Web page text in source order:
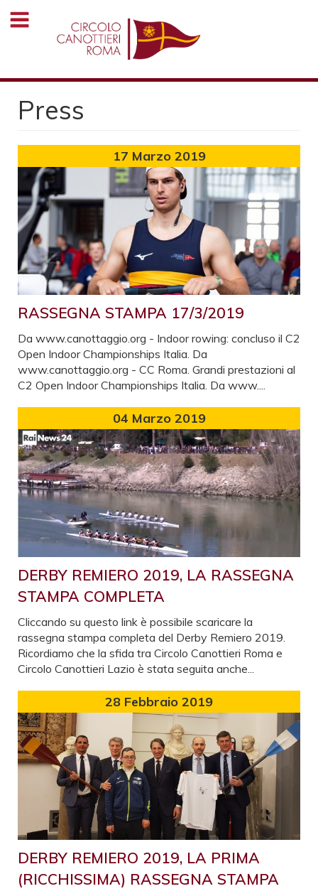
Salta
Press
17 Marzo 2019
RASSEGNA STAMPA 17/3/2019
Da www.canottaggio.org - Indoor rowing: concluso il C2
Open Indoor Championships Italia. Da
www.canottaggio.org - CC Roma. Grandi prestazioni al
C2 Open Indoor Championships Italia. Da www....
04 Marzo 2019
DERBY REMIERO 2019, LA RASSEGNA
STAMPA COMPLETA
Cliccando su questo link è possibile scaricare la
rassegna stampa completa del Derby Remiero 2019.
Ricordiamo che la sfida tra Circolo Canottieri Roma e
Circolo Canottieri Lazio è stata seguita anche...
28 Febbraio 2019
DERBY REMIERO 2019, LA PRIMA
(RICCHISSIMA) RASSEGNA STAMPA